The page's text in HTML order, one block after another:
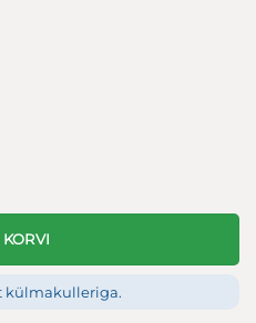
külmakulleriga.